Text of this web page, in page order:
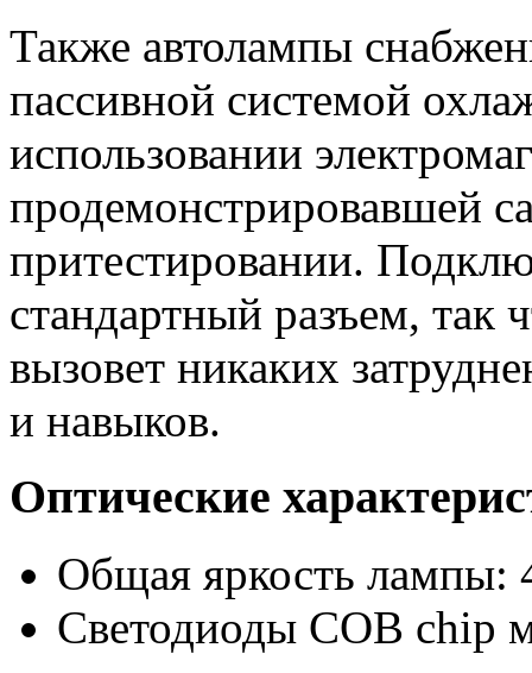
Также автолампы
пассивной системой
использовании
продемонстрировавшей
притестировании.
стандартный разъем, так
вызовет никаких
и навыков.
Оптические
Общая яркость лампы:
Светодиоды COB chip